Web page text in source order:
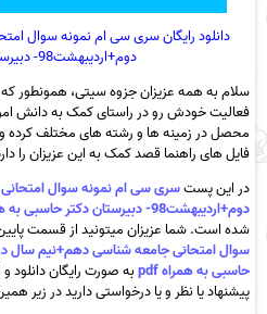
دانلود رایگان سری سی ام نمونه سوال
دوم+اردیبهشت98- دبیرستان دکتر حاسبی
سلام به همه عزیزان جزوه سیتی، همونطور
فعالیت خودش رو در راستای کمک به دانش
محصل در زمینه ها و رشته های مختلف کرده و
فایل های راهنما قصد کمک به این عزیزان را
در این پستسری سی ام نمونه سوال
دوم+اردیبهشت98- دبیرستان دکتر حاسبی به همراه pdf
شده است. شما عزیزان میتونید از قسمت
حاسبی به همراه pdf
به صورت رایگان دانلود
پیشنهاد یا نظر و یا درخواستی دارید در زیر